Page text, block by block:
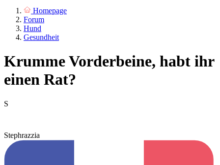
Homepage
Forum
Hund
Gesundheit
Krumme Vorderbeine, habt ihr
einen Rat?
S
Stephrazzia